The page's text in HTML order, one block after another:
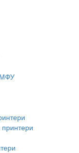
МФУ
принтери